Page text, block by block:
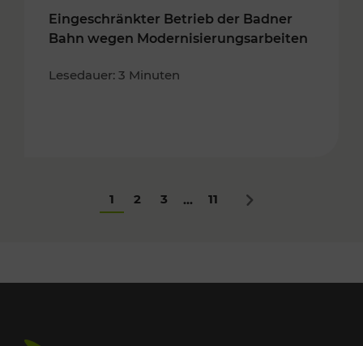
Eingeschränkter Betrieb der Badner
Bahn wegen Modernisierungsarbeiten
Lesedauer: 3 Minuten
1 2 3 ... 11 Nächstes